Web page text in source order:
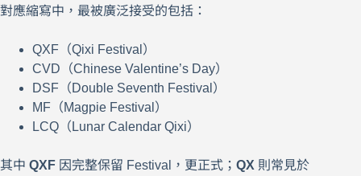
對應縮寫中，最被廣泛接受的包括：
QXF（Qixi Festival）
CVD（Chinese Valentine’s Day）
DSF（Double Seventh Festival）
MF（Magpie Festival）
LCQ（Lunar Calendar Qixi）
其中 QXF 因完整保留 Festival，更正式； QX 則常見於